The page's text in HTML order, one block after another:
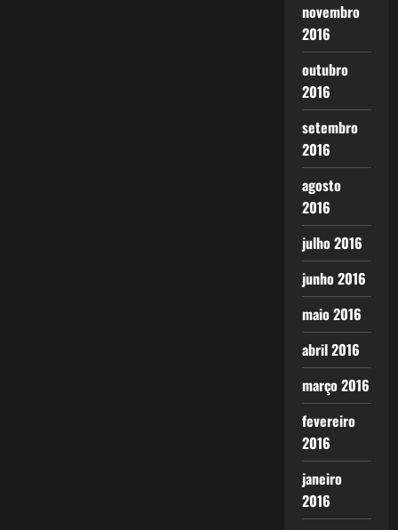
novembro
2016
outubro
2016
setembro
2016
agosto
2016
julho 2016
junho 2016
maio 2016
abril 2016
março 2016
fevereiro
2016
janeiro
2016